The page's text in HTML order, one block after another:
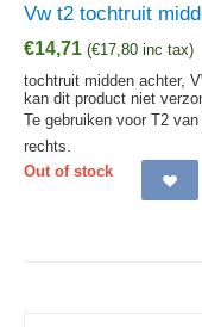
Vw t2 tochtruit
€14,71 (€17,80 inc tax)
tochtruit midden achter,
kan dit product niet
Te gebruiken voor T2
rechts.
Out of stock